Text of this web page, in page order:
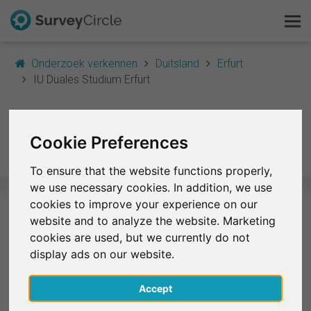
Cookie Preferences
To ensure that the website functions properly,
we use necessary cookies. In addition, we use
cookies to improve your experience on our
website and to analyze the website. Marketing
cookies are used, but we currently do not
display ads on our website.
Accept
Onderzoek verkennen Duitsland
Erfurt
IU Duales Studium Erfurt
Erfurt
Geselecteerde onderzoeken – IU
Duales Studium Erfurt
Er zijn momenteel geen onderzoeken van deze
universiteit beschikbaar op SurveyCircle.
FAQ
Gratis registreren
Inloggen
English